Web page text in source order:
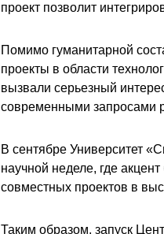
проект позволит
Помимо гуманитарной
проекты в области
вызвали серьезный
современными запросами
В сентябре Университет
научной неделе, где
совместных проектов в
Таким образом, запуск